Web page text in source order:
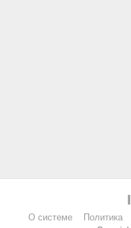
О системе Политика